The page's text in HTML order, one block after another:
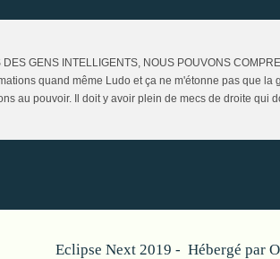
GENS INTELLIGENTS, NOUS POUVONS
quand même Ludo et ça ne m'étonne pas que la
au pouvoir. Il doit y avoir plein de mecs de droite qui
Eclipse Next 2019 - Hébergé par